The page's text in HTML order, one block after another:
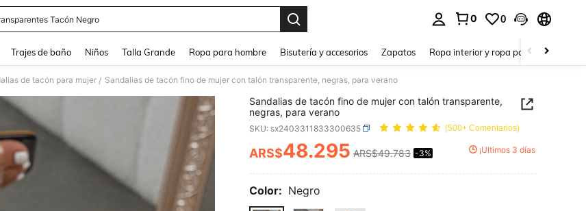
Tacón Negro
0 0
Trajes de baño Niños Talla Grande Ropa para hombre Bisutería y accesorios Zapatos Ropa interior y ropa para dormir
de tacón para mujer / Sandalias de tacón fino de mujer con talón transparente, negras, para verano
Sandalias de tacón fino de mujer con talón transparente,
negras, para verano
SKU: sx2403311833300635 (500+ Comentarios)
PRICE AND AVAILABILITY
ARS$48.295 ARS$49.783 -3% ¡Últimos 3 días
Color: Negro